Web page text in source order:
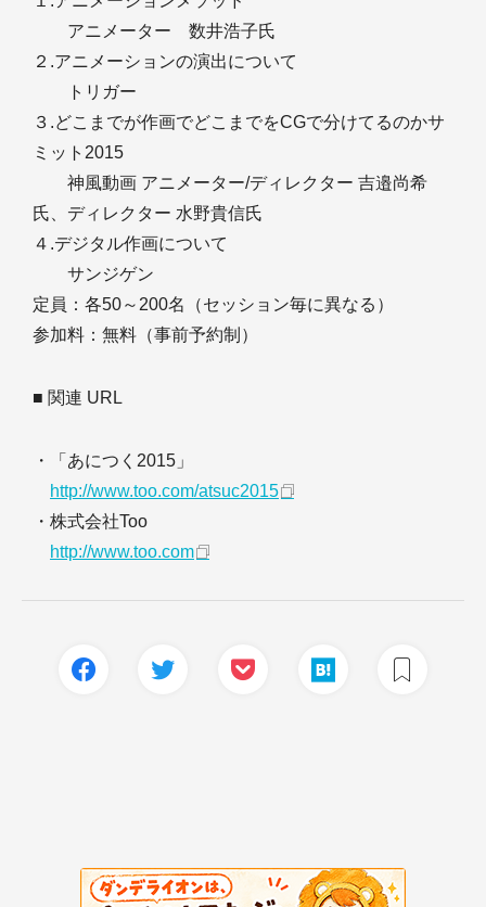
アニメーター 数井浩子氏
２.アニメーションの演出について
トリガー
３.どこまでが作画でどこまでをCGで分けてるのかサ
ミット2015
神風動画 アニメーター/ディレクター 吉邉尚希
氏、ディレクター 水野貴信氏
４.デジタル作画について
サンジゲン
定員：各50～200名（セッション毎に異なる）
参加料：無料（事前予約制）
■ 関連 URL
・「あにつく2015」
http://www.too.com/atsuc2015
・株式会社Too
http://www.too.com